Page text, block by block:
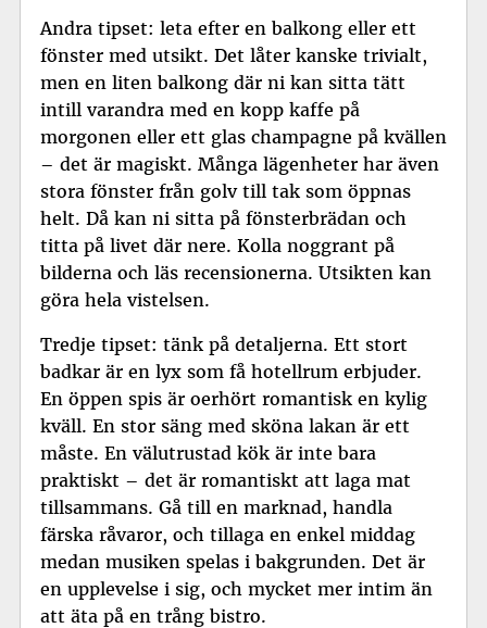
Andra tipset: leta efter en balkong eller ett
fönster med utsikt. Det låter kanske trivialt,
men en liten balkong där ni kan sitta tätt
intill varandra med en kopp kaffe på
morgonen eller ett glas champagne på kvällen
– det är magiskt. Många lägenheter har även
stora fönster från golv till tak som öppnas
helt. Då kan ni sitta på fönsterbrädan och
titta på livet där nere. Kolla noggrant på
bilderna och läs recensionerna. Utsikten kan
göra hela vistelsen.
Tredje tipset: tänk på detaljerna. Ett stort
badkar är en lyx som få hotellrum erbjuder.
En öppen spis är oerhört romantisk en kylig
kväll. En stor säng med sköna lakan är ett
måste. En välutrustad kök är inte bara
praktiskt – det är romantiskt att laga mat
tillsammans. Gå till en marknad, handla
färska råvaror, och tillaga en enkel middag
medan musiken spelas i bakgrunden. Det är
en upplevelse i sig, och mycket mer intim än
att äta på en trång bistro.